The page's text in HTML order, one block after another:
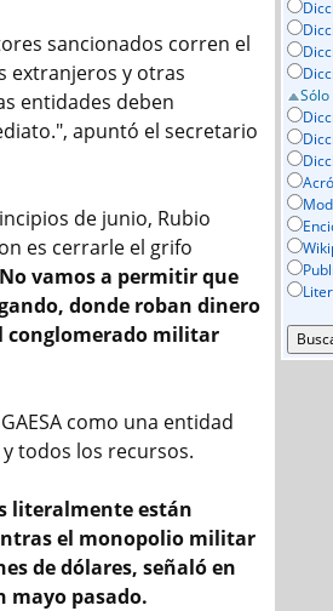
sancionados corren el
extranjeros y otras
entidades deben
apuntó el secretario
de junio, Rubio
es cerrarle el grifo
vamos a permitir que
donde roban dinero
conglomerado militar
como una entidad
todos los recursos.
literalmente están
el monopolio militar
de dólares, señaló en
mayo pasado.